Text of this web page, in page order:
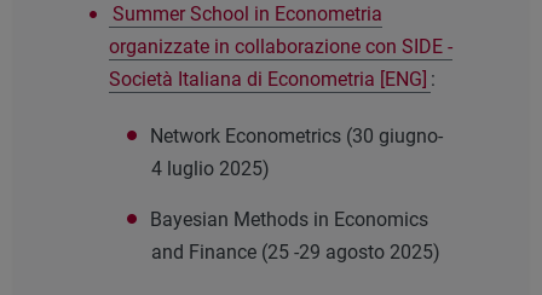
Summer School in Econometria
organizzate in collaborazione con SIDE -
Società Italiana di Econometria [ENG] :
Network Econometrics (30 giugno-
4 luglio 2025)
Bayesian Methods in Economics
and Finance (25 -29 agosto 2025)